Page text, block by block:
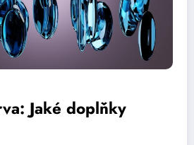
Jaké doplňky